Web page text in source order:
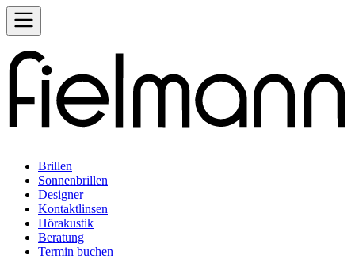
Brillen
Sonnenbrillen
Designer
Kontaktlinsen
Hörakustik
Beratung
Termin buchen